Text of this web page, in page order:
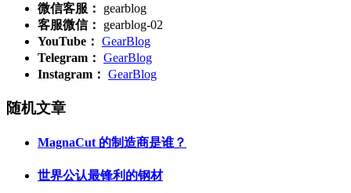
微信客服：
gearblog
客服微信：
gearblog-02
YouTube： GearBlog
Telegram： GearBlog
Instagram： GearBlog
随机文章
MagnaCut 的制造商是谁？
世界公认最锋利的钢材